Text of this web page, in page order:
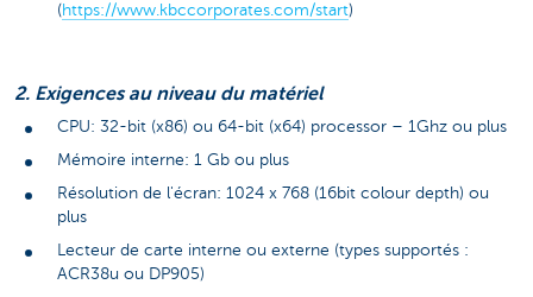
(https://www.kbccorporates.com/start)
2. Exigences au niveau du matériel
CPU: 32-bit (x86) ou 64-bit (x64) processor – 1Ghz ou plus
Mémoire interne: 1 Gb ou plus
Résolution de l'écran: 1024 x 768 (16bit colour depth) ou
plus
Lecteur de carte interne ou externe (types supportés :
ACR38u ou DP905)